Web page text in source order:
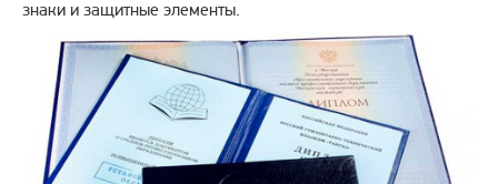
знаки и защитные элементы.